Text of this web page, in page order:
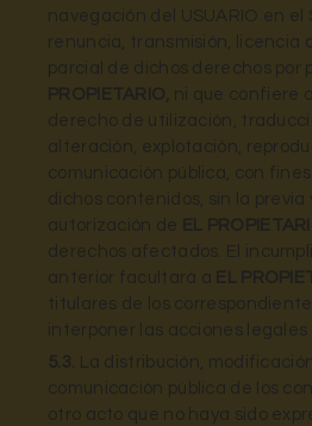
navegación del USUARIO en el
renuncia, transmisión, licencia
parcial de dichos derechos por
PROPIETARIO, ni que confiere
derecho de utilización,
alteración, explotación,
comunicación pública, con
dichos contenidos, sin la previa
autorización de EL
derechos afectados. El
anterior facultará a EL
titulares de los
interponer las acciones
5.3. La distribución,
comunicación pública de los
otro acto que no haya sido